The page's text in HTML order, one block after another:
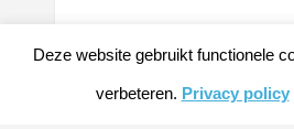
Deze website gebruikt functionele
verbeteren. Privacy policy